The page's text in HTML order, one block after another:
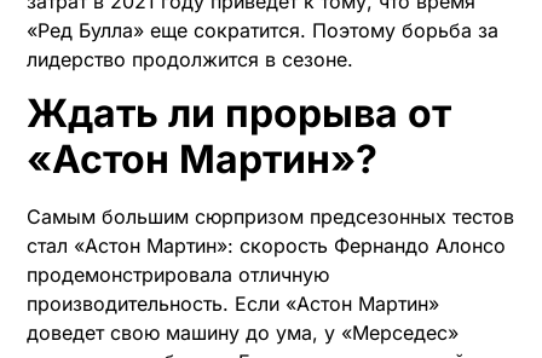
«Ред Булла» еще сократится. Поэтому борьба за
лидерство продолжится в сезоне.
Ждать ли прорыва от
«Астон Мартин»?
Самым большим сюрпризом предсезонных тестов
стал «Астон Мартин»: скорость Фернандо Алонсо
продемонстрировала отличную
производительность. Если «Астон Мартин»
доведет свою машину до ума, у «Мерседес»